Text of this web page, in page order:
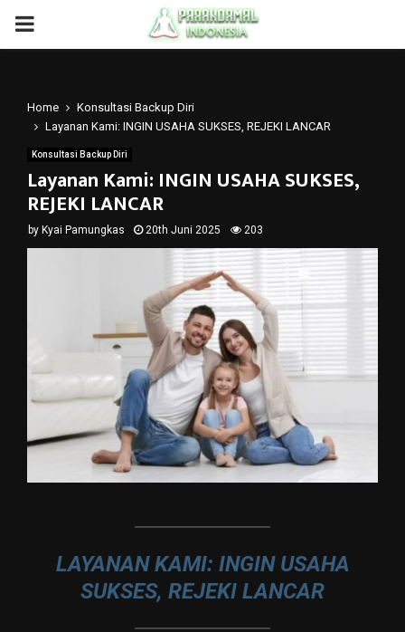
PRIMARY
Home
Konsultasi Backup Diri
Layanan Kami: INGIN USAHA SUKSES, REJEKI LANCAR
Konsultasi Backup Diri
Layanan Kami: INGIN USAHA SUKSES,
REJEKI LANCAR
by Kyai Pamungkas 20th Juni 2025 203
LAYANAN KAMI: INGIN USAHA
SUKSES, REJEKI LANCAR